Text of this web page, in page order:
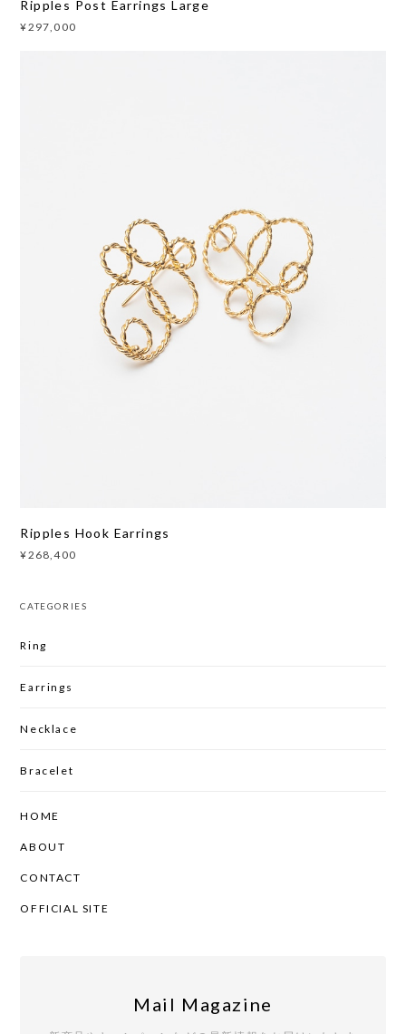
Ripples Post Earrings Large
¥297,000
Ripples Hook Earrings
¥268,400
CATEGORIES
Ring
Earrings
Necklace
Bracelet
HOME
ABOUT
CONTACT
OFFICIAL SITE
Mail Magazine